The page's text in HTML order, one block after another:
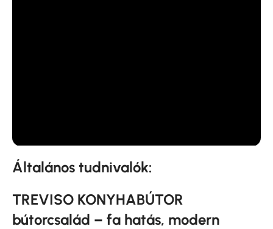
Általános tudnivalók:
TREVISO KONYHABÚTOR
bútorcsalád – fa hatás, modern